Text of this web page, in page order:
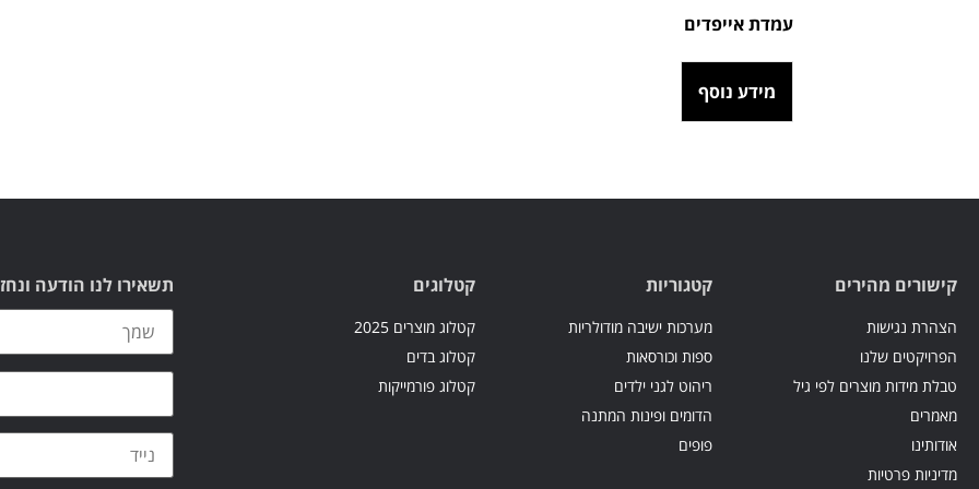
עמדת אייפדים
מידע נוסף
קישורים מהירים
הצהרת נגישות
הפרויקטים שלנו
טבלת מידות מוצרים לפי גיל
מאמרים
אודותינו
מדיניות פרטיות
קטגוריות
מערכות ישיבה מודולריות
ספות וכורסאות
ריהוט לגני ילדים
הדומים ופינות המתנה
פופים
קטלוגים
קטלוג מוצרים 2025
קטלוג בדים
קטלוג פורמייקות
תשאירו לנו הודעה